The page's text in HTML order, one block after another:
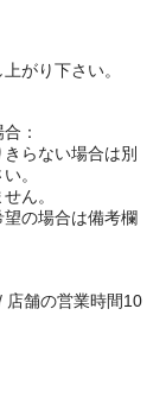
がり下さい。
：
らない場合は別
。
ん。
の場合は備考欄
店舗の営業時間10